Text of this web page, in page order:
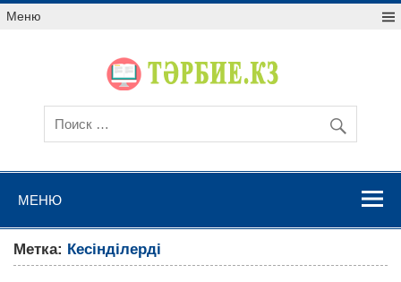
Меню
МЕНЮ
Метка: Кесінділерді